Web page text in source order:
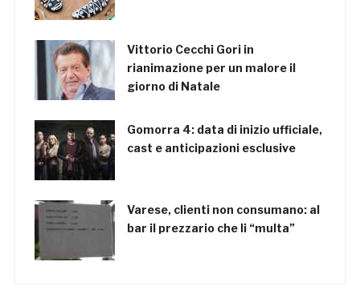
Vittorio Cecchi Gori in
rianimazione per un malore il
giorno di Natale
Gomorra 4: data di inizio ufficiale,
cast e anticipazioni esclusive
Varese, clienti non consumano: al
bar il prezzario che li “multa”